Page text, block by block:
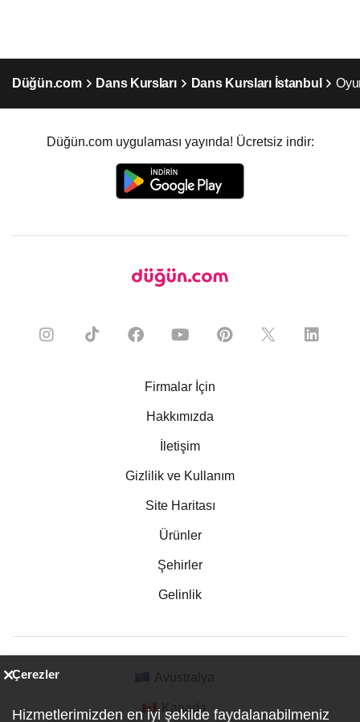
Düğün.com Dans Kursları Dans Kursları İstanbul
Düğün.com uygulaması yayında! Ücretsiz indir:
Firmalar İçin
Hakkımızda
İletişim
Gizlilik ve Kullanım
Site Haritası
Ürünler
Şehirler
Gelinlik
Kanada
Çerezler
Hizmetlerimizden en iyi şekilde faydalanabilmeniz